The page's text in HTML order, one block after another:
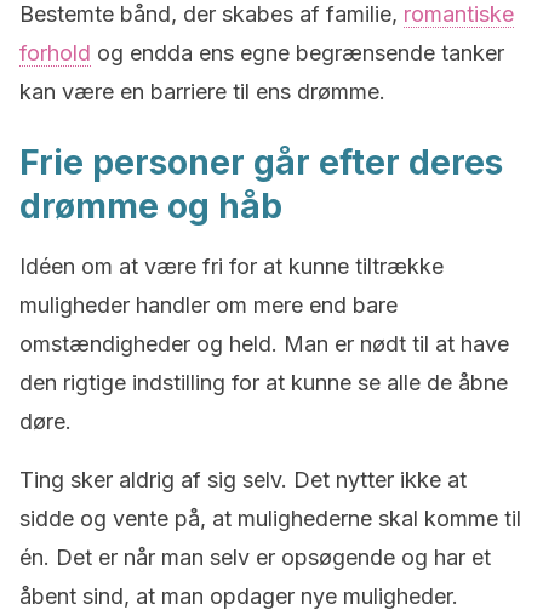
Bestemte bånd, der skabes af familie, romantiske
forhold og endda ens egne begrænsende tanker
kan være en barriere til ens drømme.
Frie personer går efter deres
drømme og håb
Idéen om at være fri for at kunne tiltrække
muligheder handler om mere end bare
omstændigheder og held. Man er nødt til at have
den rigtige indstilling for at kunne se alle de åbne
døre.
Ting sker aldrig af sig selv. Det nytter ikke at
sidde og vente på, at mulighederne skal komme til
én. Det er når man selv er opsøgende og har et
åbent sind, at man opdager nye muligheder.